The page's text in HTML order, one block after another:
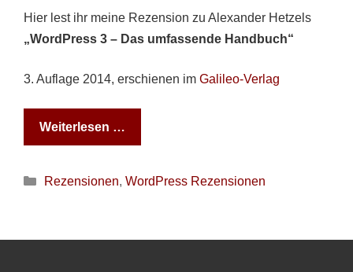
Hier lest ihr meine Rezension zu Alexander Hetzels
„WordPress 3 – Das umfassende Handbuch“
3. Auflage 2014, erschienen im Galileo-Verlag
Weiterlesen …
Kategorien
Rezensionen, WordPress Rezensionen